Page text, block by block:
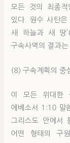
모든 것의 최종
있다. 원수 사탄은
새 하늘과 새 땅
구속사역의 결과는
(8) 구속계획의 중
이 모든 위대한
에베소서 1:10 말
그리스도 안에서
어떤 형태의 구